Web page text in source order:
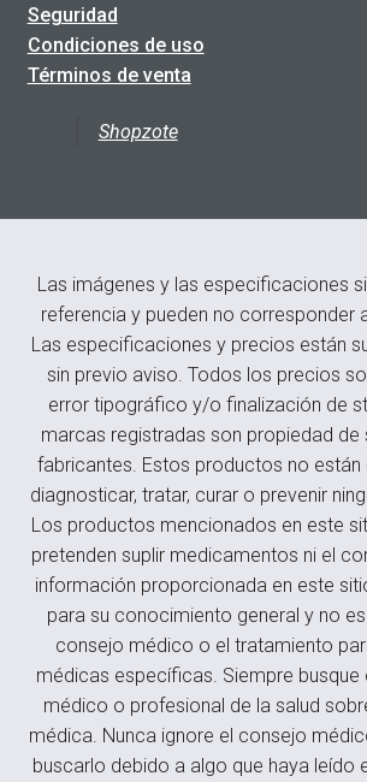
Seguridad
Condiciones de uso
Términos de venta
Shopzote
Las imágenes y las especificaciones
referencia y pueden no corresponder
Las especificaciones y precios están
sin previo aviso. Todos los precios
error tipográfico y/o finalización de
marcas registradas son propiedad de
fabricantes. Estos productos no están
diagnosticar, tratar, curar o prevenir
Los productos mencionados en este
pretenden suplir medicamentos ni el
información proporcionada en este
para su conocimiento general y no
consejo médico o el tratamiento
médicas específicas. Siempre busque
médico o profesional de la salud
médica. Nunca ignore el consejo
buscarlo debido a algo que haya leído